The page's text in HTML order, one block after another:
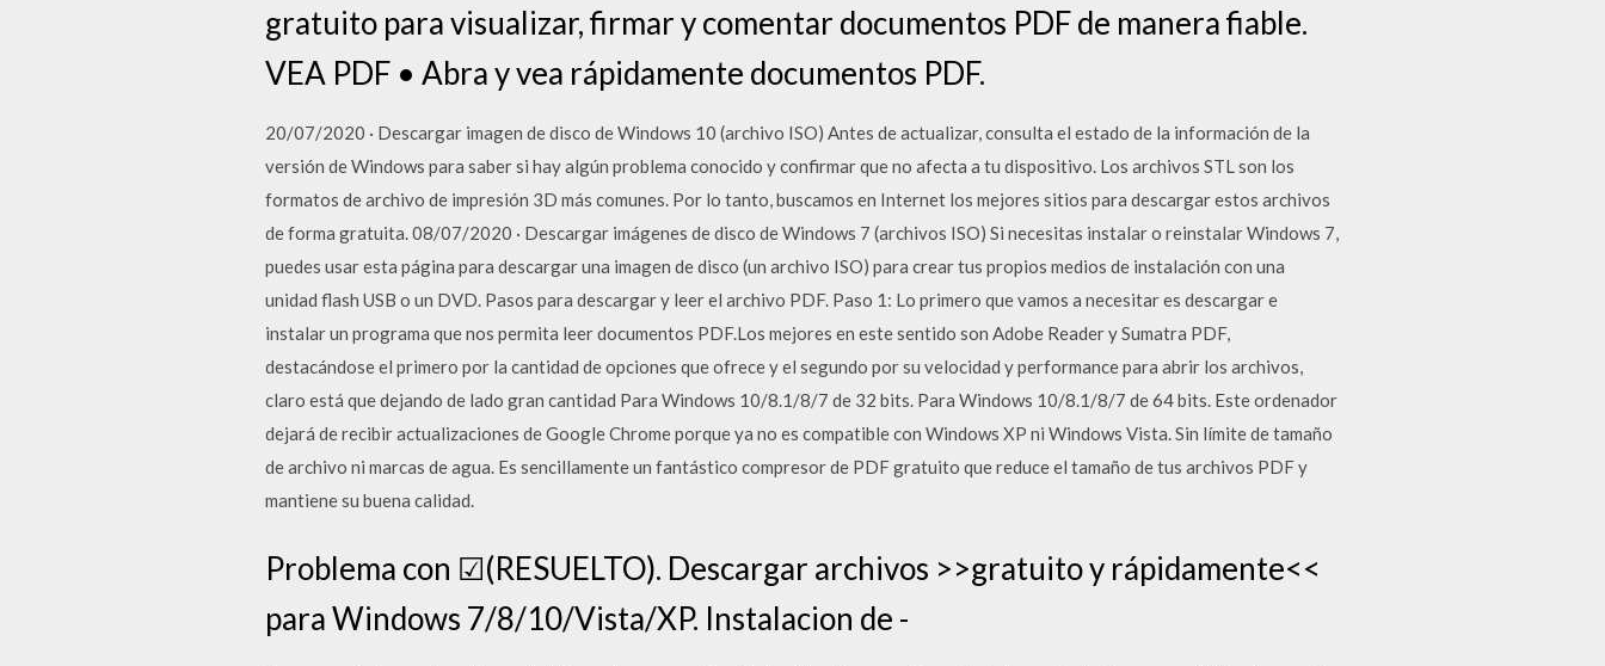
gratuito para visualizar, firmar y comentar documentos PDF de manera fiable.
VEA PDF • Abra y vea rápidamente documentos PDF.
20/07/2020 · Descargar imagen de disco de Windows 10 (archivo ISO) Antes de actualizar, consulta el estado de la información de la
versión de Windows para saber si hay algún problema conocido y confirmar que no afecta a tu dispositivo. Los archivos STL son los
formatos de archivo de impresión 3D más comunes. Por lo tanto, buscamos en Internet los mejores sitios para descargar estos archivos
de forma gratuita. 08/07/2020 · Descargar imágenes de disco de Windows 7 (archivos ISO) Si necesitas instalar o reinstalar Windows 7,
puedes usar esta página para descargar una imagen de disco (un archivo ISO) para crear tus propios medios de instalación con una
unidad flash USB o un DVD. Pasos para descargar y leer el archivo PDF. Paso 1: Lo primero que vamos a necesitar es descargar e
instalar un programa que nos permita leer documentos PDF.Los mejores en este sentido son Adobe Reader y Sumatra PDF,
destacándose el primero por la cantidad de opciones que ofrece y el segundo por su velocidad y performance para abrir los archivos,
claro está que dejando de lado gran cantidad Para Windows 10/8.1/8/7 de 32 bits. Para Windows 10/8.1/8/7 de 64 bits. Este ordenador
dejará de recibir actualizaciones de Google Chrome porque ya no es compatible con Windows XP ni Windows Vista. Sin límite de tamaño
de archivo ni marcas de agua. Es sencillamente un fantástico compresor de PDF gratuito que reduce el tamaño de tus archivos PDF y
mantiene su buena calidad.
Problema con ☑(RESUELTO). Descargar archivos >>gratuito y rápidamente<<
para Windows 7/8/10/Vista/XP. Instalacion de -